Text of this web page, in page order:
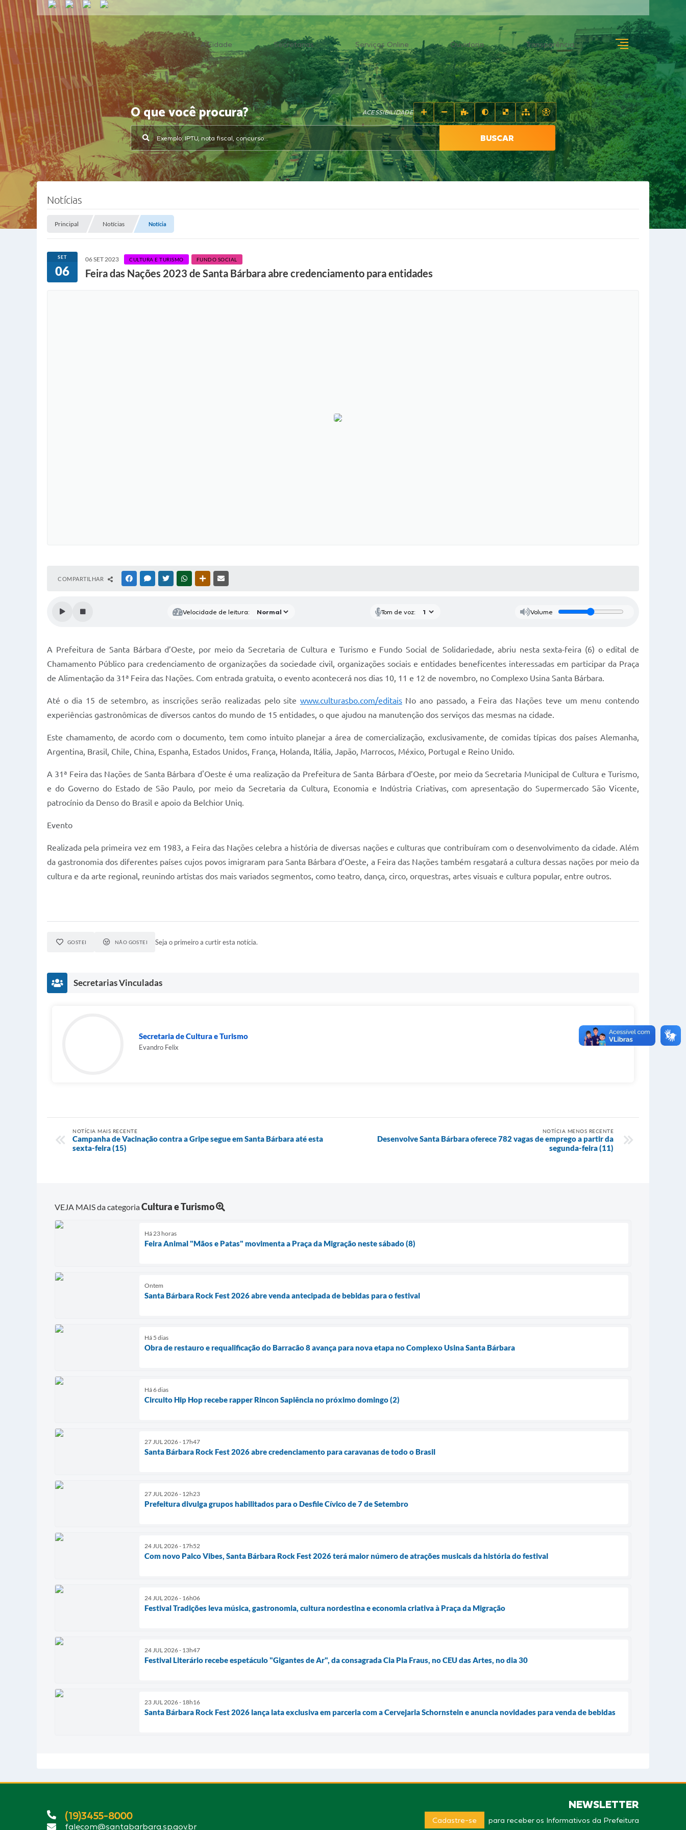
A Cidade Secretarias Serviços Online Ouvidoria Transparência
O que você procura?
BUSCAR
ACESSIBILIDADE
Notícias
Principal Notícias Notícia
SET
06
06 SET 2023 CULTURA E TURISMO FUNDO SOCIAL
Feira das Nações 2023 de Santa Bárbara abre credenciamento para entidades
COMPARTILHAR FACEBOOKMESSENGER
TWITTERWHATSAPPOUTRAS MÍDIAS
Velocidade de leitura: Tom de voz: Volume
A Prefeitura de Santa Bárbara d’Oeste, por meio da Secretaria de Cultura e Turismo e Fundo Social de Solidariedade, abriu nesta sexta-feira (6) o edital de
Chamamento Público para credenciamento de organizações da sociedade civil, organizações sociais e entidades beneficentes interessadas em participar da Praça
de Alimentação da 31ª Feira das Nações. Com entrada gratuita, o evento acontecerá nos dias 10, 11 e 12 de novembro, no Complexo Usina Santa Bárbara.
Até o dia 15 de setembro, as inscrições serão realizadas pelo site www.culturasbo.com/editaisNo ano passado, a Feira das Nações teve um menu contendo
experiências gastronômicas de diversos cantos do mundo de 15 entidades, o que ajudou na manutenção dos serviços das mesmas na cidade.
Este chamamento, de acordo com o documento, tem como intuito planejar a área de comercialização, exclusivamente, de comidas típicas dos países Alemanha,
Argentina, Brasil, Chile, China, Espanha, Estados Unidos, França, Holanda, Itália, Japão, Marrocos, México, Portugal e Reino Unido.
A 31ª Feira das Nações de Santa Bárbara d'Oeste é uma realização da Prefeitura de Santa Bárbara d’Oeste, por meio da Secretaria Municipal de Cultura e Turismo,
e do Governo do Estado de São Paulo, por meio da Secretaria da Cultura, Economia e Indústria Criativas, com apresentação do Supermercado São Vicente,
patrocínio da Denso do Brasil e apoio da Belchior Uniq.
Evento
Realizada pela primeira vez em 1983, a Feira das Nações celebra a história de diversas nações e culturas que contribuíram com o desenvolvimento da cidade. Além
da gastronomia dos diferentes países cujos povos imigraram para Santa Bárbara d’Oeste, a Feira das Nações também resgatará a cultura dessas nações por meio da
cultura e da arte regional, reunindo artistas dos mais variados segmentos, como teatro, dança, circo, orquestras, artes visuais e cultura popular, entre outros.
GOSTEI NÃO GOSTEI Seja o primeiro a curtir esta notícia.
Secretarias Vinculadas
Secretaria de Cultura e Turismo
Evandro Felix
NOTÍCIA MAIS RECENTE
Campanha de Vacinação contra a Gripe segue em Santa Bárbara até esta
sexta-feira (15)
NOTÍCIA MENOS RECENTE
Desenvolve Santa Bárbara oferece 782 vagas de emprego a partir da
segunda-feira (11)
VEJA MAIS da categoriaCultura e Turismo
Há 23 horas
Feira Animal "Mãos e Patas" movimenta a Praça da Migração neste sábado (8)
Ontem
Santa Bárbara Rock Fest 2026 abre venda antecipada de bebidas para o festival
Há 5 dias
Obra de restauro e requalificação do Barracão 8 avança para nova etapa no Complexo Usina Santa Bárbara
Há 6 dias
Circuito Hip Hop recebe rapper Rincon Sapiência no próximo domingo (2)
27 JUL 2026 - 17h47
Santa Bárbara Rock Fest 2026 abre credenciamento para caravanas de todo o Brasil
27 JUL 2026 - 12h23
Prefeitura divulga grupos habilitados para o Desfile Cívico de 7 de Setembro
24 JUL 2026 - 17h52
Com novo Palco Vibes, Santa Bárbara Rock Fest 2026 terá maior número de atrações musicais da história do festival
24 JUL 2026 - 16h06
Festival Tradições leva música, gastronomia, cultura nordestina e economia criativa à Praça da Migração
24 JUL 2026 - 13h47
Festival Literário recebe espetáculo "Gigantes de Ar", da consagrada Cia Pia Fraus, no CEU das Artes, no dia 30
23 JUL 2026 - 18h16
Santa Bárbara Rock Fest 2026 lança lata exclusiva em parceria com a Cervejaria Schornstein e anuncia novidades para venda de bebidas
(19)3455-8000
falecom@santabarbara.sp.gov.br
NEWSLETTER
Cadastre-se para receber os Informativos da Prefeitura